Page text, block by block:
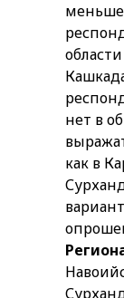
меньше
нет в
как в